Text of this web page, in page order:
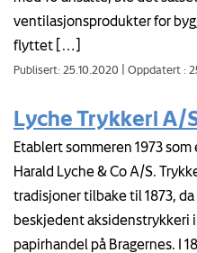
ventilasjonsprodukter for
flyttet […]
Publisert: 25.10.2020 Oppdatert :
Lyche Trykkeri A/
Etablert sommeren 1973
Harald Lyche & Co A/S.
tradisjoner tilbake til 1873,
beskjedent aksidenstrykkeri
papirhandel på Bragernes. I